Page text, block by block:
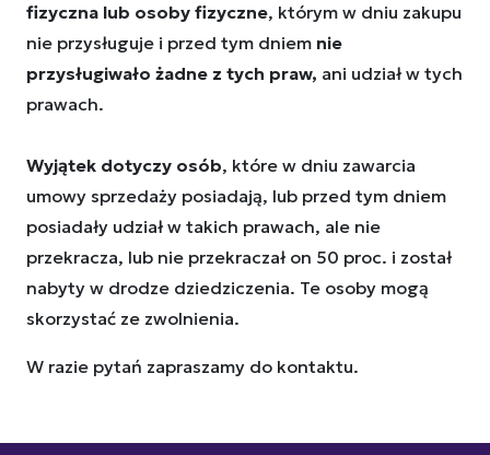
fizyczna lub osoby fizyczne, którym w dniu zakupu
nie przysługuje i przed tym dniem nie
przysługiwało żadne z tych praw, ani udział w tych
prawach.
Wyjątek dotyczy osób, które w dniu zawarcia
umowy sprzedaży posiadają, lub przed tym dniem
posiadały udział w takich prawach, ale nie
przekracza, lub nie przekraczał on 50 proc. i został
nabyty w drodze dziedziczenia. Te osoby mogą
skorzystać ze zwolnienia.
W razie pytań zapraszamy do kontaktu.